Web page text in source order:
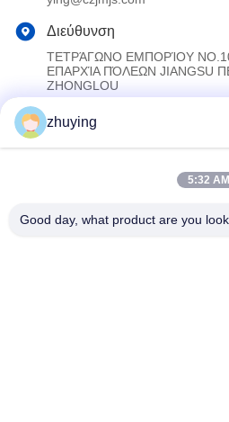
Διεύθυνση
ΤΕΤΡΆΓΩΝΟ ΕΜΠΟΡΊΟΥ
ΕΠΑΡΧΊΑ ΠΌΛΕΩΝ JIANGSU
ZHONGLOU
Κίνα Καλό Ποιότητα Μεγάλα
Co.,ltd Όλα. Όλα τα
zhuying
5:32 AM
Good day, what product are you